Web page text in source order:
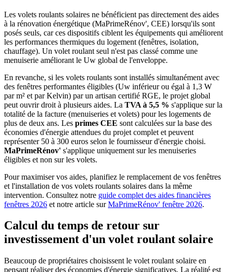
Les volets roulants solaires ne bénéficient pas directement des aides
à la rénovation énergétique (MaPrimeRénov', CEE) lorsqu'ils sont
posés seuls, car ces dispositifs ciblent les équipements qui améliorent
les performances thermiques du logement (fenêtres, isolation,
chauffage). Un volet roulant seul n'est pas classé comme une
menuiserie améliorant le Uw global de l'enveloppe.
En revanche, si les volets roulants sont installés simultanément avec
des fenêtres performantes éligibles (Uw inférieur ou égal à 1,3 W
par m² et par Kelvin) par un artisan certifié RGE, le projet global
peut ouvrir droit à plusieurs aides. La TVA à 5,5 % s'applique sur la
totalité de la facture (menuiseries et volets) pour les logements de
plus de deux ans. Les primes CEE sont calculées sur la base des
économies d'énergie attendues du projet complet et peuvent
représenter 50 à 300 euros selon le fournisseur d'énergie choisi.
MaPrimeRénov' s'applique uniquement sur les menuiseries
éligibles et non sur les volets.
Pour maximiser vos aides, planifiez le remplacement de vos fenêtres
et l'installation de vos volets roulants solaires dans la même
intervention. Consultez notre guide complet des aides financières
fenêtres 2026 et notre article sur MaPrimeRénov' fenêtre 2026.
Calcul du temps de retour sur
investissement d'un volet roulant solaire
Beaucoup de propriétaires choisissent le volet roulant solaire en
pensant réaliser des économies d'énergie significatives. La réalité est